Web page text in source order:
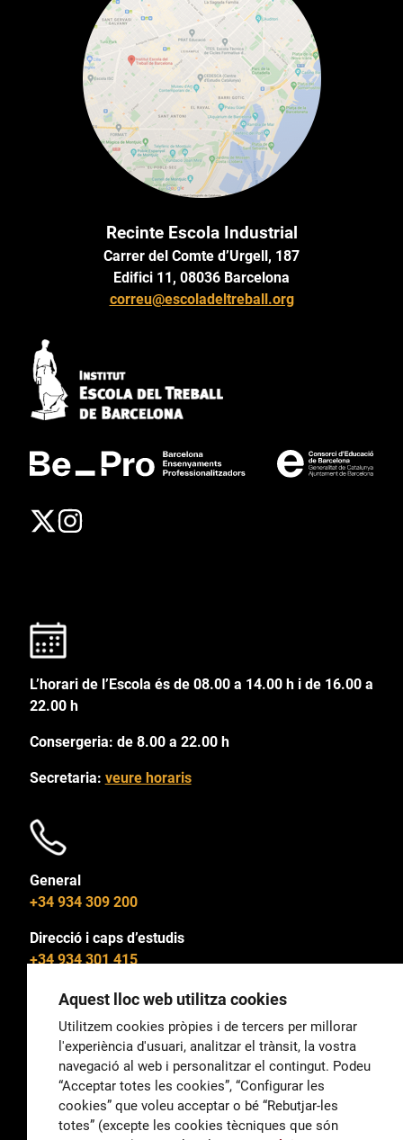
Recinte Escola Industrial
Carrer del Comte d’Urgell, 187
Edifici 11, 08036 Barcelona
correu@escoladeltreball.org
L’horari de l’Escola és de 08.00 a 14.00 h i de 16.00 a
22.00 h
Consergeria: de 8.00 a 22.00 h
Secretaria: veure horaris
General
+34 934 309 200
Direcció i caps d’estudis
+34 934 301 415
General
correu@escoladeltreball.org
Informació
Aquest lloc web utilitza cookies
Utilitzem cookies pròpies i de tercers per millorar
l'experiència d'usuari, analitzar el trànsit, la vostra
navegació al web i personalitzar el contingut. Podeu
“Acceptar totes les cookies”, “Configurar les
cookies” que voleu acceptar o bé “Rebutjar-les
totes” (excepte les cookies tècniques que són